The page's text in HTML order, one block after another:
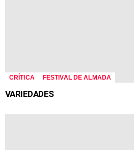
CRÍTICA FESTIVAL DE ALMADA
VARIEDADES